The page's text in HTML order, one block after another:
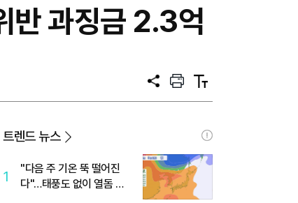
반 과징금 2.3억
공
프
트
텍
트
트렌드 뉴스
1
"다음 주 기온 뚝 떨어진
다"…태풍도 없이 열돔 박